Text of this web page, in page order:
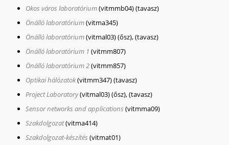
Okos város laboratórium(vitmmb04)(tavasz)
Önálló laboratórium(vitma345)
Önálló laboratórium(vitmal03)(ősz), (tavasz)
Önálló laboratórium 1 (vitmm807)
Önálló laboratórium 2(vitmm857)
Optikai hálózatok(vitmm347)(tavasz)
Project Laboratory(vitmal03)(ősz), (tavasz)
Sensor networks and applications (vitmma09)
Szakdolgozat(vitma414)
Szakdolgozat-készítés (vitmat01)